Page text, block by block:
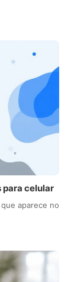
celular
aparece no